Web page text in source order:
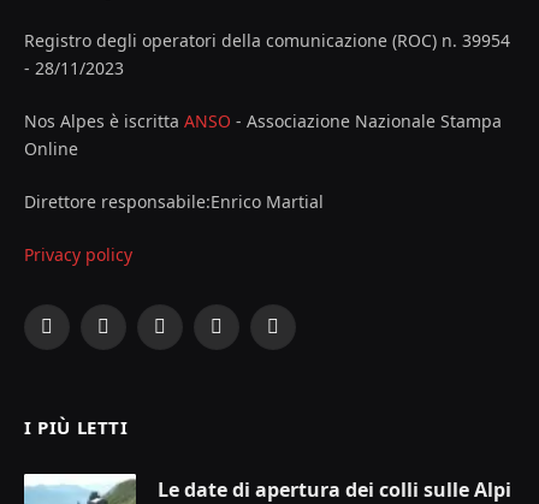
Registro degli operatori della comunicazione (ROC) n. 39954
- 28/11/2023
Nos Alpes è iscritta ANSO - Associazione Nazionale Stampa
Online
Direttore responsabile:Enrico Martial
Privacy policy
Facebook
X
InstagramYouTubeLinkedIn
I PIÙ LETTI
Le date di apertura dei colli sulle Alpi